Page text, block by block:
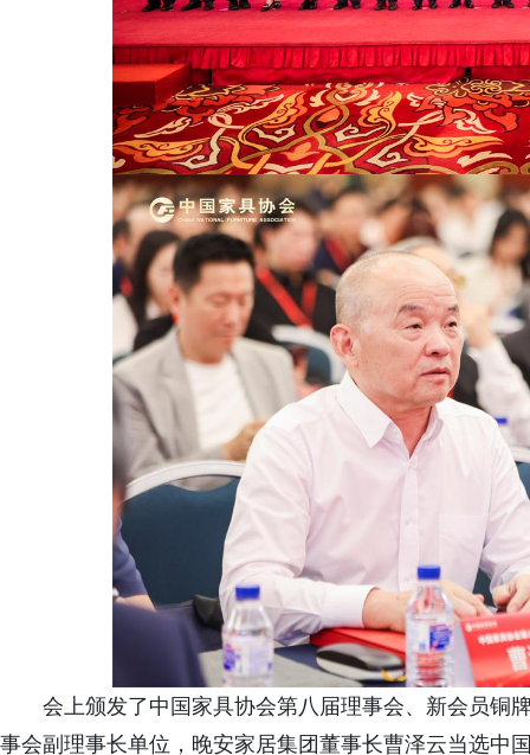
会上颁发了中国家具协会第八届理事会、新会员铜
事会副理事长单位，晚安家居集团董事长曹泽云当选中